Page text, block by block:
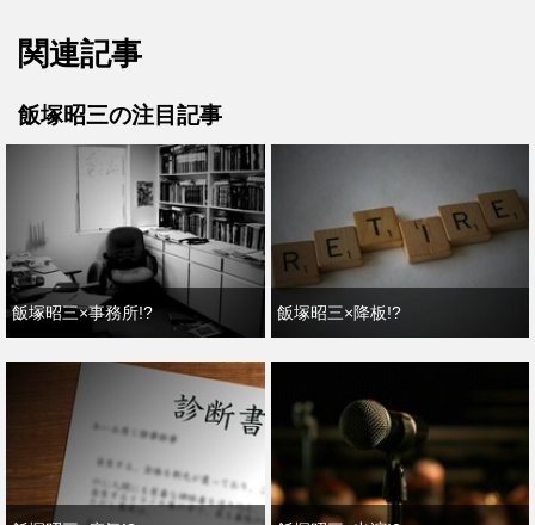
関連記事
飯塚昭三の注目記事
飯塚昭三×事務所!? 飯塚昭三×降板!?